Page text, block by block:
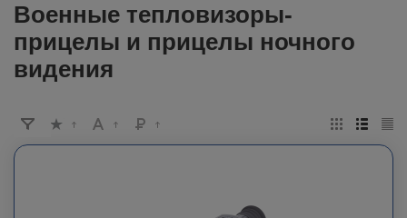
Военные тепловизоры-
прицелы и прицелы ночного
видения